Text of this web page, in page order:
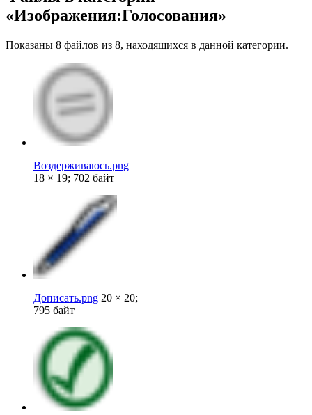
«Изображения:Голосования»
Показаны 8 файлов из 8, находящихся в данной категории.
Воздерживаюсь.png
18 × 19; 702 байт
Дописать.png 20 × 20;
795 байт